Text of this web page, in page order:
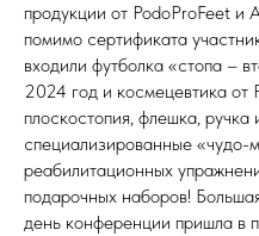
продукции от PodoProFeet
помимо сертификата
входили футболка «стопа –
2024 год и космецевтика от
плоскостопия, флешка,
специализированные «чудо-
реабилитационных
подарочных наборов!
день конференции пришла в